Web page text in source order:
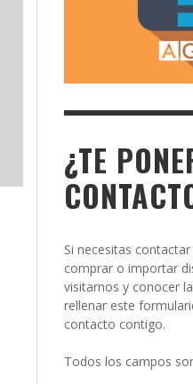
¿TE
Si necesitas
comprar o importar
visitarnos y conocer
rellenar este
contacto contigo.
Todos los campos